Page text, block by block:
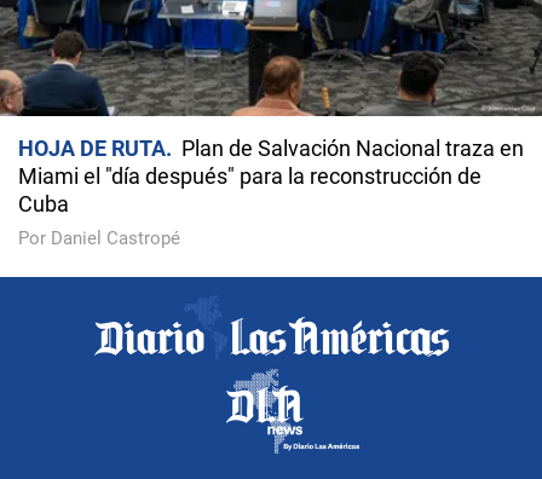
HOJA DE RUTA
Plan de Salvación Nacional traza en
Miami el "día después" para la reconstrucción de
Cuba
Por Daniel Castropé